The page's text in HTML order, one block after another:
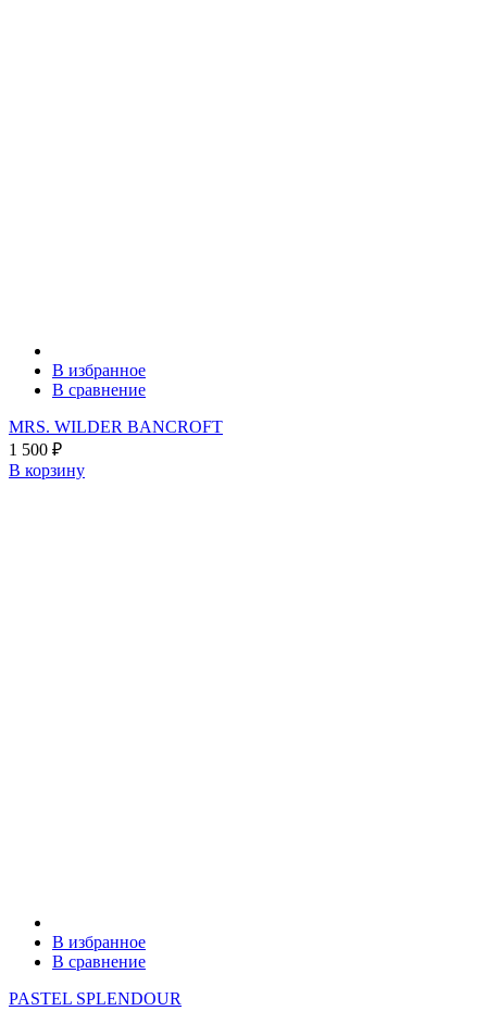
В избранное
В сравнение
MRS. WILDER BANCROFT
1 500 ₽
В корзину
В избранное
В сравнение
PASTEL SPLENDOUR